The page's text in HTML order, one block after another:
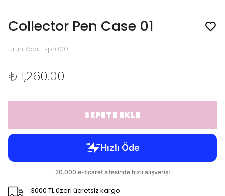
Collector Pen Case 01
Ürün Kodu: spr0001
₺ 1,260.00
SEPETE EKLE
3000 TL üzeri ücretsiz kargo